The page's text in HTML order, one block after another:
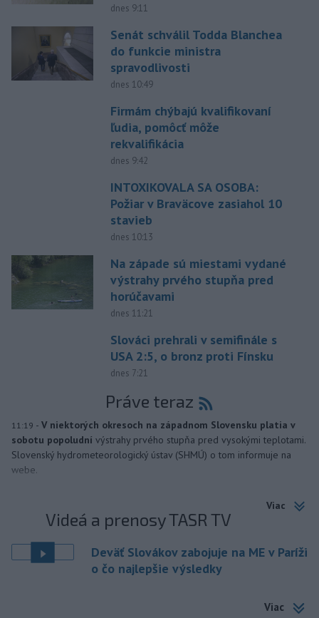
dnes 9:11
Senát schválil Todda Blanchea
do funkcie ministra
spravodlivosti
dnes 10:49
Firmám chýbajú kvalifikovaní
ľudia, pomôcť môže
rekvalifikácia
dnes 9:42
INTOXIKOVALA SA OSOBA:
Požiar v Braväcove zasiahol 10
stavieb
dnes 10:13
Na západe sú miestami vydané
výstrahy prvého stupňa pred
horúčavami
dnes 11:21
Slováci prehrali v semifinále s
USA 2:5, o bronz proti Fínsku
dnes 7:21
Práve teraz
11:19 - V niektorých okresoch na západnom Slovensku platia v
sobotu popoludní výstrahy prvého stupňa pred vysokými teplotami.
Slovenský hydrometeorologický ústav (SHMÚ) o tom informuje na
webe.
Viac
Videá a prenosy TASR TV
Deväť Slovákov zabojuje na ME v Paríži
o čo najlepšie výsledky
Viac